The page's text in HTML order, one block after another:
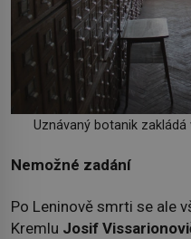
Uznávaný botanik
Nemožné zadání
Po Leninově smrti se ale
Kremlu Josif